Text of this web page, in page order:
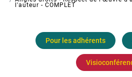
d'Ariane
l'auteur - COMPLET
Pour les adhérents